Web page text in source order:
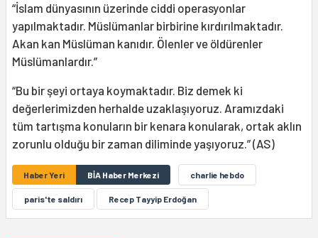
“İslam dünyasının üzerinde ciddi operasyonlar
yapılmaktadır. Müslümanlar birbirine kırdırılmaktadır.
Akan kan Müslüman kanıdır. Ölenler ve öldürenler
Müslümanlardır.”
“Bu bir şeyi ortaya koymaktadır. Biz demek ki
değerlerimizden herhalde uzaklaşıyoruz. Aramızdaki
tüm tartışma konuların bir kenara konularak, ortak aklın
zorunlu olduğu bir zaman diliminde yaşıyoruz.” (AS)
Haber Yeri BİA Haber Merkezi charlie hebdo
paris'te saldırı Recep Tayyip Erdoğan